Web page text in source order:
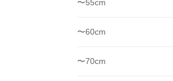
〜55cm
〜60cm
〜70cm